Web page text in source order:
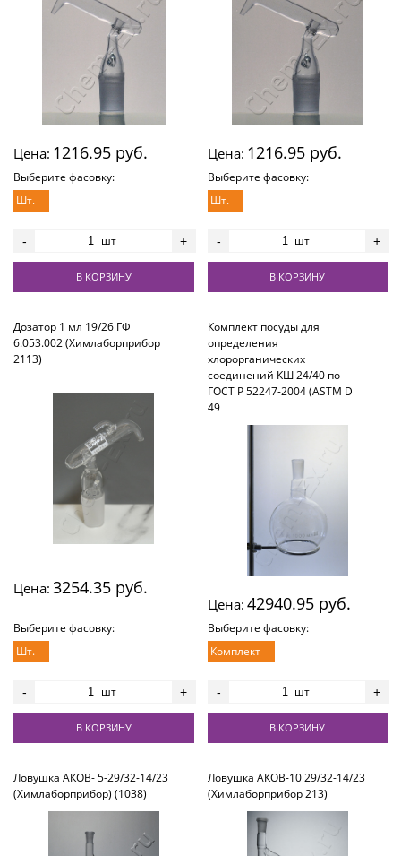
Цена: 1216.95 руб.
Выберите фасовку:
Шт.
- шт +
В КОРЗИНУ
Цена: 1216.95 руб.
Выберите фасовку:
Шт.
- шт +
В КОРЗИНУ
Дозатор 1 мл 19/26 ГФ
6.053.002 (Химлаборприбор
2113)
Цена: 3254.35 руб.
Выберите фасовку:
Шт.
- шт +
В КОРЗИНУ
Комплект посуды для
определения
хлорорганических
соединений КШ 24/40 по
ГОСТ Р 52247-2004 (ASTM D
49
Цена: 42940.95 руб.
Выберите фасовку:
Комплект
- шт +
В КОРЗИНУ
Ловушка АКОВ- 5-29/32-14/23
(Химлаборприбор) (1038)
Ловушка АКОВ-10 29/32-14/23
(Химлаборприбор 213)